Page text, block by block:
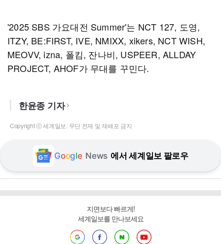
'2025 SBS 가요대전 Summer'는 NCT 127, 도영,
ITZY, BE:FIRST, IVE, NMIXX, xikers, NCT WISH,
MEOVV, izna, 폴킴, 잔나비, USPEER, ALLDAY
PROJECT, AHOF가 무대를 꾸민다.
한윤종 기자
Copyright ⓒ 세계일보. 무단 전재 및 재배포 금지
Google News 에서 세계일보 팔로우
지면보다 빠르게!
세계일보를 만나보세요